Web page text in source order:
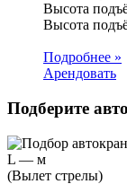
Высота
Высота
Подробнее »
Арендовать
Подберите
L — м
(Вылет стрелы)